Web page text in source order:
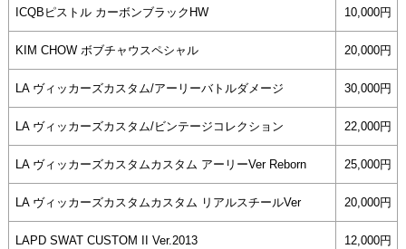
ICQBピストル カーボンブラックHW 10,000円
KIM CHOW ボブチャウスペシャル 20,000円
LA ヴィッカーズカスタム/アーリーバトルダメージ 30,000円
LA ヴィッカーズカスタム/ビンテージコレクション 22,000円
LA ヴィッカーズカスタムカスタム アーリーVer Reborn 25,000円
LA ヴィッカーズカスタムカスタム リアルスチールVer 20,000円
LAPD SWAT CUSTOM II Ver.2013 12,000円